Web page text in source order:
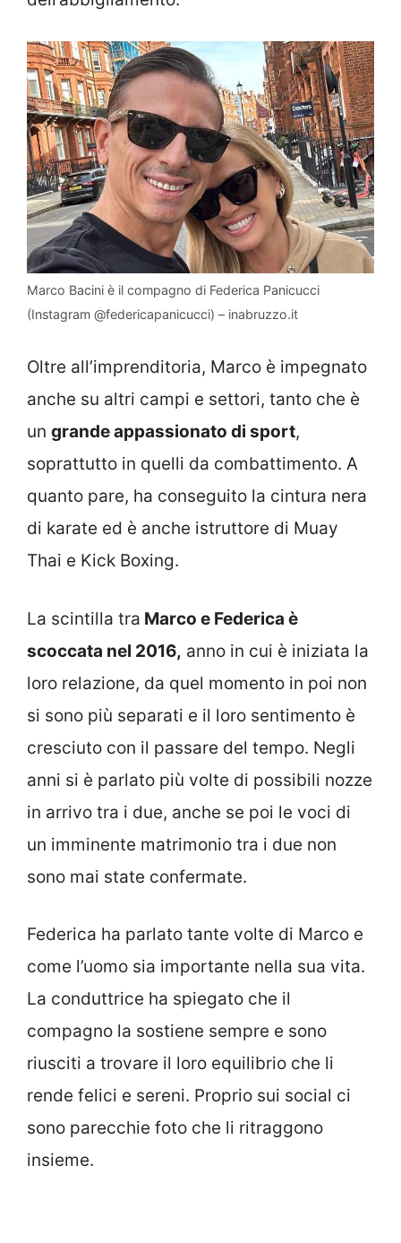
Marco Bacini è il compagno di Federica Panicucci
(Instagram @federicapanicucci) – inabruzzo.it
Oltre all’imprenditoria, Marco è impegnato
anche su altri campi e settori, tanto che è
un grande appassionato di sport,
soprattutto in quelli da combattimento. A
quanto pare, ha conseguito la cintura nera
di karate ed è anche istruttore di Muay
Thai e Kick Boxing.
La scintilla tra Marco e Federica è
scoccata nel 2016, anno in cui è iniziata la
loro relazione, da quel momento in poi non
si sono più separati e il loro sentimento è
cresciuto con il passare del tempo. Negli
anni si è parlato più volte di possibili nozze
in arrivo tra i due, anche se poi le voci di
un imminente matrimonio tra i due non
sono mai state confermate.
Federica ha parlato tante volte di Marco e
come l’uomo sia importante nella sua vita.
La conduttrice ha spiegato che il
compagno la sostiene sempre e sono
riusciti a trovare il loro equilibrio che li
rende felici e sereni. Proprio sui social ci
sono parecchie foto che li ritraggono
insieme.